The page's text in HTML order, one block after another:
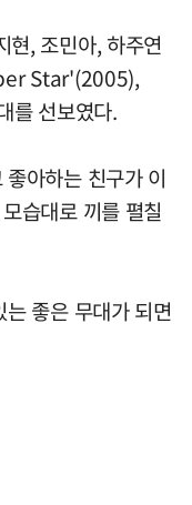
현, 조민아, 하주연
Star'(2005),
선보였다.
아하는 친구가 이
습대로 끼를 펼칠
좋은 무대가 되면